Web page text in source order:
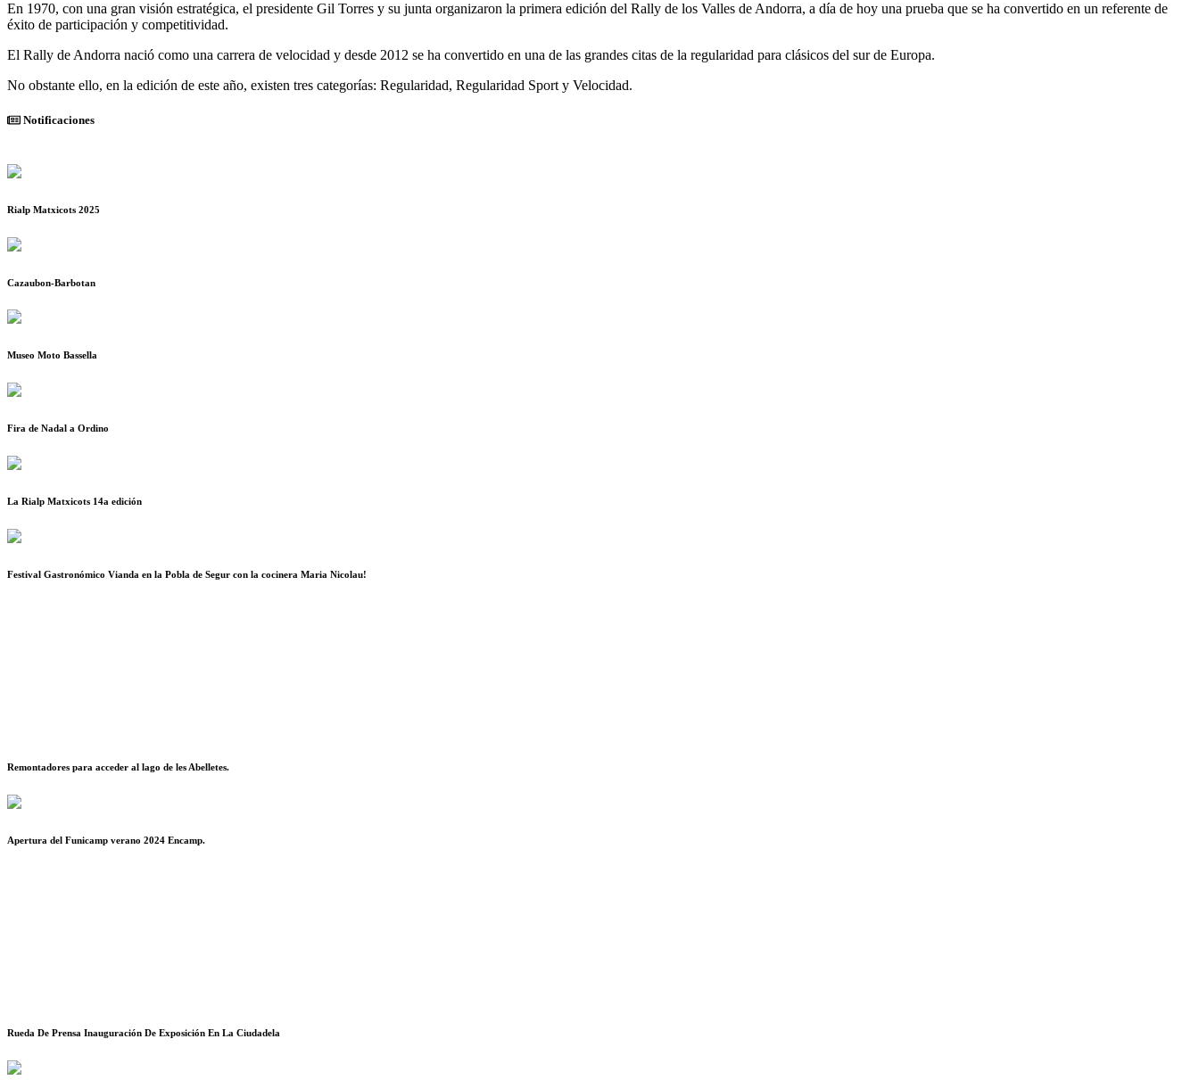
En 1970, con una gran visión estratégica, el presidente Gil Torres y su junta organizaron la primera edición del Rally de los Valles de Andorra, a día de hoy una prueba que se ha convertido en un referente de
éxito de participación y competitividad.
El Rally de Andorra nació como una carrera de velocidad y desde 2012 se ha convertido en una de las grandes citas de la regularidad para clásicos del sur de Europa.
No obstante ello, en la edición de este año, existen tres categorías: Regularidad, Regularidad Sport y Velocidad.
Notificaciones
Rialp Matxicots 2025
Cazaubon-Barbotan
Museo Moto Bassella
Fira de Nadal a Ordino
La Rialp Matxicots 14a edición
Festival Gastronómico Vianda en la Pobla de Segur con la cocinera Maria Nicolau!
Remontadores para acceder al lago de les Abelletes.
Apertura del Funicamp verano 2024 Encamp.
Rueda De Prensa Inauguración De Exposición En La Ciudadela